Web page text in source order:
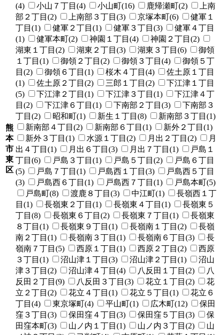
熊
本
市
東
区
(4)
小山７丁目(4) 小山町(16) 鹿帰瀬町(2)
上南
部２丁目(2)
上南部３丁目(3) 京塚本町(6)
健軍１
丁目(1)
健軍２丁目(1) 健軍３丁目(3)
健軍４丁目
(1)
健軍本町(2) 神園１丁目(4)
神園２丁目(2)
湖東１丁目(2)
湖東２丁目(3) 湖東３丁目(6)
御領
１丁目(1)
御領２丁目(2) 御領３丁目(4)
御領５丁
目(2)
御領６丁目(1) 桜木４丁目(4)
佐土原１丁目
(1)
佐土原２丁目(2) 三郎１丁目(2)
下江津１丁目
(5)
下江津２丁目(1) 下江津３丁目(1)
下江津４丁
目(2)
下江津６丁目(1) 下南部２丁目(3)
下南部３
丁目(2)
昭和町(1) 新生１丁目(8)
新南部３丁目(1)
新南部４丁目(2)
新南部６丁目(1)
新外２丁目(1)
新外３丁目(1)
水源１丁目(2) 月出２丁目(2)
月
出４丁目(1)
月出６丁目(3) 月出７丁目(1)
戸島１
丁目(6)
戸島３丁目(1) 戸島５丁目(2)
戸島６丁目
(5)
戸島７丁目(1) 戸島西１丁目(3)
戸島西５丁目
(3)
戸島西６丁目(1) 戸島西７丁目(1)
戸島本町(5)
戸島町(8)
渡鹿８丁目(3) 中江町(1)
長嶺西１丁
目(1)
長嶺東２丁目(1) 長嶺東４丁目(1)
長嶺東５
丁目(8)
長嶺東６丁目(2) 長嶺東７丁目(1)
長嶺東
８丁目(1)
長嶺東９丁目(1) 長嶺南１丁目(2)
長嶺
南２丁目(1)
長嶺南３丁目(1) 長嶺南６丁目(3)
長
嶺南７丁目(5)
西原１丁目(1) 西原２丁目(2)
西原
３丁目(1)
沼山津１丁目(3) 沼山津２丁目(1)
沼山
津３丁目(2)
沼山津４丁目(4) 八反田１丁目(2)
八
反田２丁目(9)
八反田３丁目(3) 花立１丁目(2)
花
立２丁目(2)
花立４丁目(1) 花立５丁目(1)
花立６
丁目(4)
東京塚町(4) 平山町(1) 広木町(12)
保田
窪３丁目(3)
保田窪４丁目(3) 保田窪５丁目(3)
保
田窪本町(3)
山ノ内１丁目(1) 山ノ内３丁目(2)
山